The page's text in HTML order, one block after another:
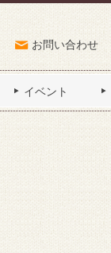
お問い合わせ
イベント